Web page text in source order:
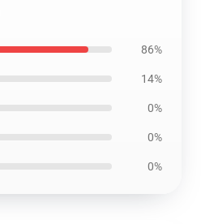
86%
14%
0%
0%
0%